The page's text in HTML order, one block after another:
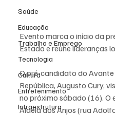
Saúde
Educação
Trabalho e Emprego
Tecnologia
Cultura
Entretenimento
Infraestrutura
Evento marca o início da
Estado e reúne lideranças
O pré-candidato do
República, Augusto Cury,
no próximo sábado (16). O
Aldeia dos Anjos (rua